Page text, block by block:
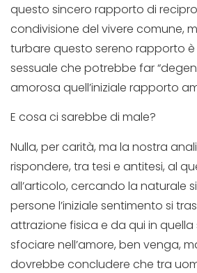
questo sincero rapporto di
condivisione del vivere comune,
turbare questo sereno rapporto è
sessuale che potrebbe far
amorosa quell’iniziale rapporto
E cosa ci sarebbe di male?
Nulla, per carità, ma la nostra
rispondere, tra tesi e antitesi, al
all’articolo, cercando la naturale
persone l’iniziale sentimento si
attrazione fisica e da qui in
sfociare nell’amore, ben venga,
dovrebbe concludere che tra